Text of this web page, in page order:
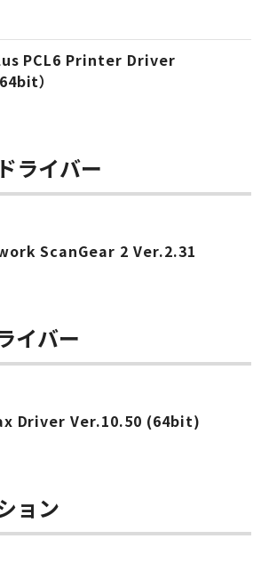
PCL6 Printer Driver
）
ライバー
ScanGear 2 Ver.2.31
イバー
Driver Ver.10.50 (64bit)
ョン